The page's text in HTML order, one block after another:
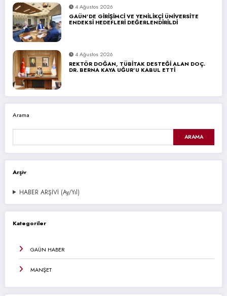
4 Ağustos 2026
GAÜN’DE GİRİŞİMCİ VE YENİLİKÇİ ÜNİVERSİTE
ENDEKSİ HEDEFLERİ DEĞERLENDİRİLDİ
4 Ağustos 2026
REKTÖR DOĞAN, TÜBİTAK DESTEĞİ ALAN DOÇ.
DR. BERNA KAYA UĞUR’U KABUL ETTİ
Arama
ARAMA
Arşiv
HABER ARŞİVİ (Ay/Yıl)
Kategoriler
GAÜN HABER
MANŞET